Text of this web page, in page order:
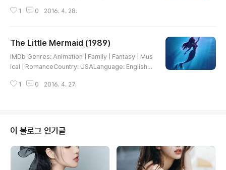
프로덕션 IG 저작권 : ⓒ 椎名軽穂・集英社 / 「君に届
이상) 구분 : TV-Series 총화수 : 25분 X 25회 제작국 :
일본 너에게 닿기를(君に届け) - Tanizawa Tomohum
i(タニザワトモフミ) 優しいひだまりに チャイムがデ
상냥한 양지에 차임이 지연 돼 頬を撫でる風 息吹は深
1 0 2016. 4. 28.
The Little Mermaid (1989)
IMDb Genres: Animation | Family | Fantasy | Mus
ical | RomanceCountry: USALanguage: English |
Korea) All Music Jodi Benson - Part of Your Worl
this stuff, Isn't it neat이것 좀 봐 멋지지 않니Wouldn't
you think my collection's complete내가 모은 것들
이 ..
1 0 2016. 4. 27.
이 블로그 인기글